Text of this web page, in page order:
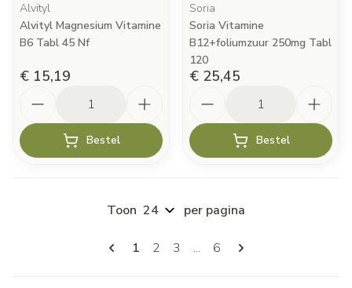
Alvityl
Alvityl Magnesium Vitamine
B6 Tabl 45 Nf
€ 15,19
Bestel
Soria
Soria Vitamine
B12+foliumzuur 250mg Tabl
120
€ 25,45
Bestel
Pagina's
U lees momenteel pagina
1 Pagina
2 Pagina
3 ... Pagina
6
Toon per pagina